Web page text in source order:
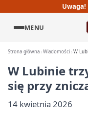
Uwaga!
MENU
Strona główna Wiadomości W
W Lubinie
się przy
14 kwietnia 2026